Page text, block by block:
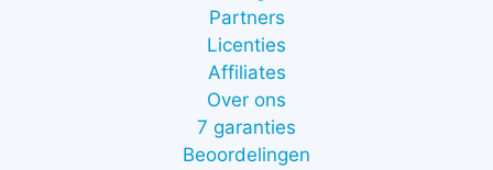
Partners
Licenties
Affiliates
Over ons
7 garanties
Beoordelingen